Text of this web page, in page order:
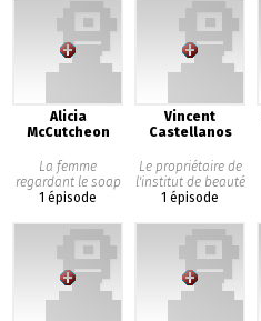
Alicia
McCutcheon
La femme
regardant le soap
1 épisode
Vincent
Castellanos
Le propriétaire de
l'institut de beauté
1 épisode